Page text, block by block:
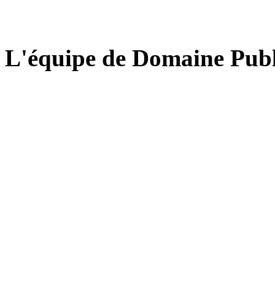
L'équipe de Domaine